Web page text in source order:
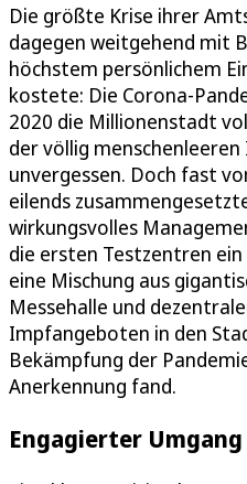
Die größte Krise ihrer
dagegen weitgehend mit
höchstem persönlichem
kostete: Die Corona-
2020 die Millionenstadt
der völlig
unvergessen. Doch fast
eilends
wirkungsvolles
die ersten Testzentren
eine Mischung aus
Messehalle und
Impfangeboten in den
Bekämpfung der
Anerkennung fand.
Engagierter